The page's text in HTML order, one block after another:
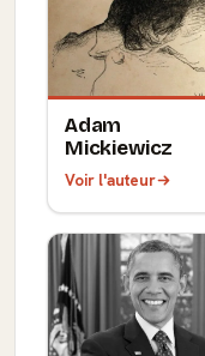
Adam
Mickiewicz
Voir l'auteur